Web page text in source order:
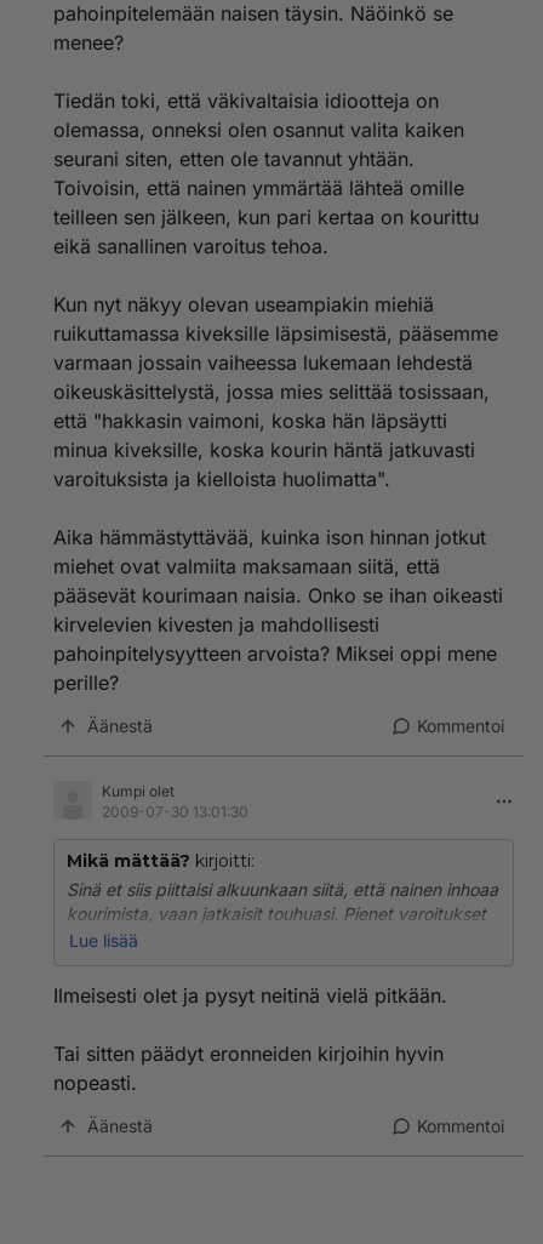
pahoinpitelemään naisen täysin. Näöinkö se
menee?
Tiedän toki, että väkivaltaisia idiootteja on
olemassa, onneksi olen osannut valita kaiken
seurani siten, etten ole tavannut yhtään.
Toivoisin, että nainen ymmärtää lähteä omille
teilleen sen jälkeen, kun pari kertaa on kourittu
eikä sanallinen varoitus tehoa.
Kun nyt näkyy olevan useampiakin miehiä
ruikuttamassa kiveksille läpsimisestä, pääsemme
varmaan jossain vaiheessa lukemaan lehdestä
oikeuskäsittelystä, jossa mies selittää tosissaan,
että "hakkasin vaimoni, koska hän läpsäytti
minua kiveksille, koska kourin häntä jatkuvasti
varoituksista ja kielloista huolimatta".
Aika hämmästyttävää, kuinka ison hinnan jotkut
miehet ovat valmiita maksamaan siitä, että
pääsevät kourimaan naisia. Onko se ihan oikeasti
kirvelevien kivesten ja mahdollisesti
pahoinpitelysyytteen arvoista? Miksei oppi mene
perille?
Äänestä Kommentoi
Kumpi olet
2009-07-30 13:01:30
Mikä mättää? kirjoitti:
Sinä et siis piittaisi alkuunkaan siitä, että nainen inhoaa
kourimista, vaan jatkaisit touhuasi. Pienet varoitukset
eivät toimisi, vaan jatkaisit kourimista. Isompi varoitus
Näöinkö se menee?
onneksi olen osannut valita kaiken seurani siten, etten
ole tavannut yhtään. Toivoisin, että nainen ymmärtää
kourittu eikä sanallinen varoitus tehoa.
Lue lisää
Ilmeisesti olet ja pysyt neitinä vielä pitkään.
Tai sitten päädyt eronneiden kirjoihin hyvin
nopeasti.
Äänestä Kommentoi